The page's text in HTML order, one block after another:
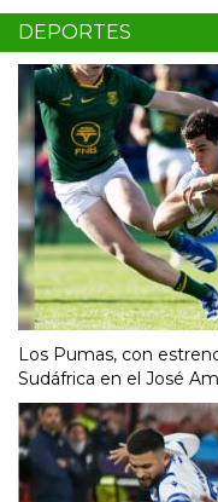
DEPORTES
Los Pumas, con
Sudáfrica en el José